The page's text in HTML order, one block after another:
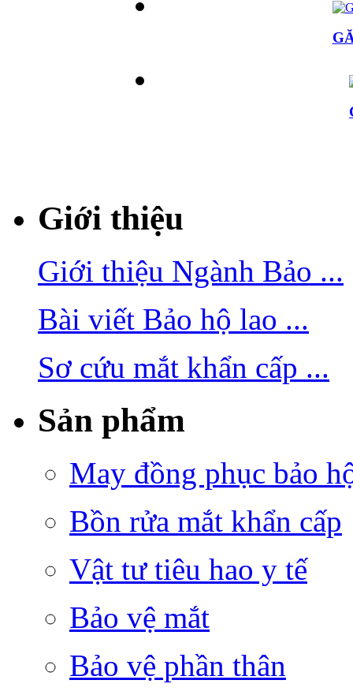
Giới thiệu
Giới thiệu Ngành Bảo ...
Bài viết Bảo hộ lao ...
Sơ cứu mắt khẩn cấp ...
Sản phẩm
May đồng phục bảo
Bồn rửa mắt khẩn cấp
Vật tư tiêu hao y tế
Bảo vệ mắt
Bảo vệ phần thân